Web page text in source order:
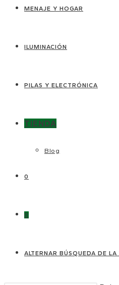
MENAJE Y HOGAR
ILUMINACIÓN
PILAS Y ELECTRÓNICA
TIENDA
Blog
0
0
ALTERNAR BÚSQUEDA DE LA